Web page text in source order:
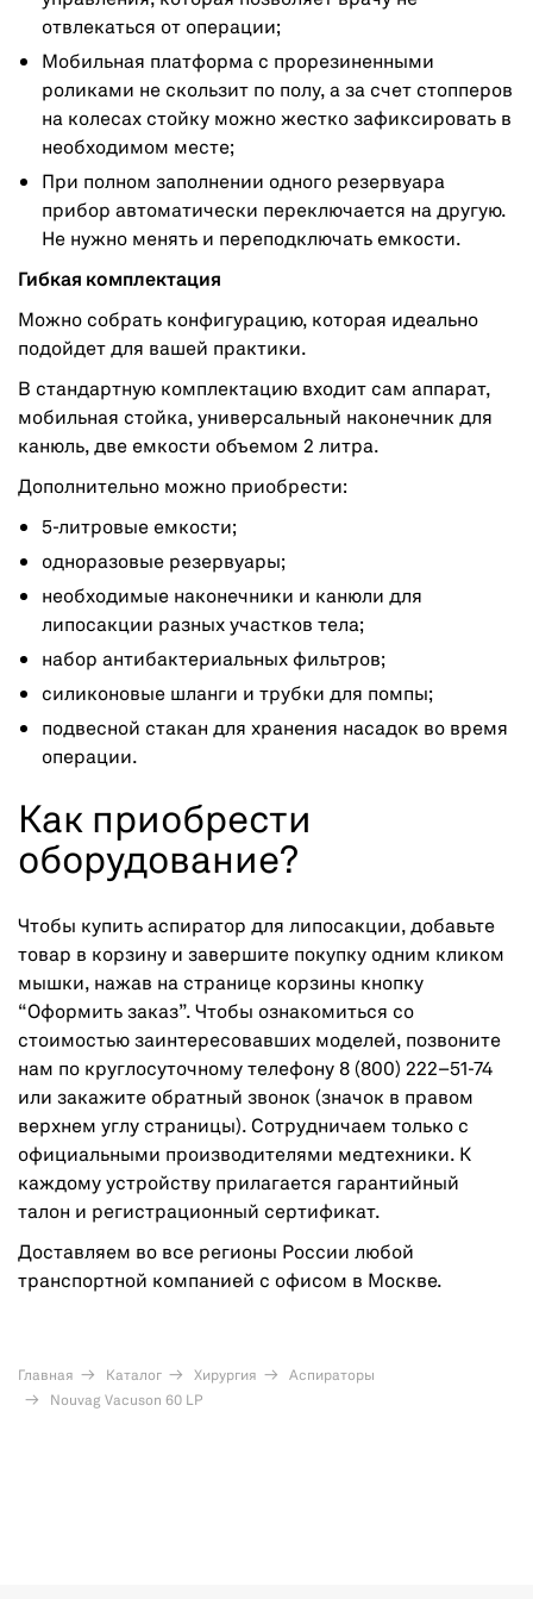
отвлекаться от операции;
Мобильная платформа с прорезиненными
роликами не скользит по полу, а за счет стопперов
на колесах стойку можно жестко зафиксировать в
необходимом месте;
При полном заполнении одного резервуара
прибор автоматически переключается на другую.
Не нужно менять и переподключать емкости.
Гибкая комплектация
Можно собрать конфигурацию, которая идеально
подойдет для вашей практики.
В стандартную комплектацию входит сам аппарат,
мобильная стойка, универсальный наконечник для
канюль, две емкости объемом 2 литра.
Дополнительно можно приобрести:
5-литровые емкости;
одноразовые резервуары;
необходимые наконечники и канюли для
липосакции разных участков тела;
набор антибактериальных фильтров;
силиконовые шланги и трубки для помпы;
подвесной стакан для хранения насадок во время
операции.
Как приобрести
оборудование?
Чтобы купить аспиратор для липосакции, добавьте
товар в корзину и завершите покупку одним кликом
мышки, нажав на странице корзины кнопку
“Оформить заказ”. Чтобы ознакомиться со
стоимостью заинтересовавших моделей, позвоните
нам по круглосуточному телефону 8 (800) 222–51-74
или закажите обратный звонок (значок в правом
верхнем углу страницы). Сотрудничаем только с
официальными производителями медтехники. К
каждому устройству прилагается гарантийный
талон и регистрационный сертификат.
Доставляем во все регионы России любой
транспортной компанией с офисом в Москве.
Главная Каталог Хирургия
Аспираторы
Nouvag Vacuson 60 LP